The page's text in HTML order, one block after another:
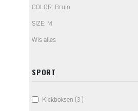
COLOR Bruin
SIZE M
Wis alles
SPORT
Kickboksen 3items